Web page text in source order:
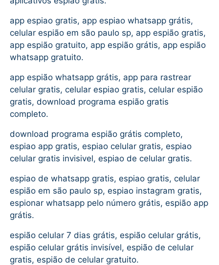
app espiao gratis, app espiao whatsapp grátis,
celular espião em são paulo sp, app espião gratis,
app espião gratuito, app espião grátis, app espião
whatsapp gratuito.
app espião whatsapp grátis, app para rastrear
celular gratis, celular espiao gratis, celular espião
gratis, download programa espião gratis
completo.
download programa espião grátis completo,
espiao app gratis, espiao celular gratis, espiao
celular gratis invisivel, espiao de celular gratis.
espiao de whatsapp gratis, espiao gratis, celular
espião em são paulo sp, espiao instagram gratis,
espionar whatsapp pelo número grátis, espião app
grátis.
espião celular 7 dias grátis, espião celular grátis,
espião celular grátis invisível, espião de celular
gratis, espião de celular gratuito.